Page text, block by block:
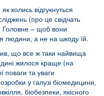
колись відгукнуться
(про це свідчать
Головне – щоб вони
людини, а не на шкоду їй.
що все ж таки найвища
жилося краще (на
поваги та уваги
у галузі біомедицини,
біобезпеки, якісного